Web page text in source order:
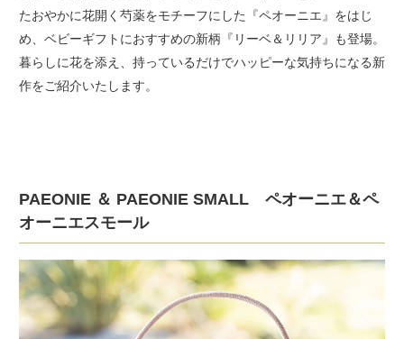
たおやかに花開く芍薬をモチーフにした『ペオーニエ』をはじ
め、ベビーギフトにおすすめの新柄『リーベ＆リリア』も登場。
暮らしに花を添え、持っているだけでハッピーな気持ちになる新
作をご紹介いたします。
PAEONIE ＆ PAEONIE SMALL ペオーニエ＆ペ
オーニエスモール